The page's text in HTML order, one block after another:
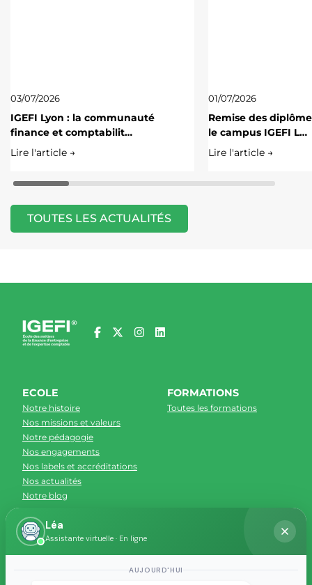
03/07/2026
IGEFI Lyon : la communauté
finance et comptabilit…
Lire l'article →
01/07/2026
Remise des
le campus IGEFI L…
Lire l'article →
TOUTES LES ACTUALITÉS
ECOLE
Notre histoire
Nos missions et valeurs
Notre pédagogie
Nos engagements
Nos labels et accréditations
Nos actualités
Notre blog
FORMATIONS
Toutes les formations
CAMPUS
Tous les campus
Léa
Assistante virtuelle · En ligne
AUJOURD'HUI